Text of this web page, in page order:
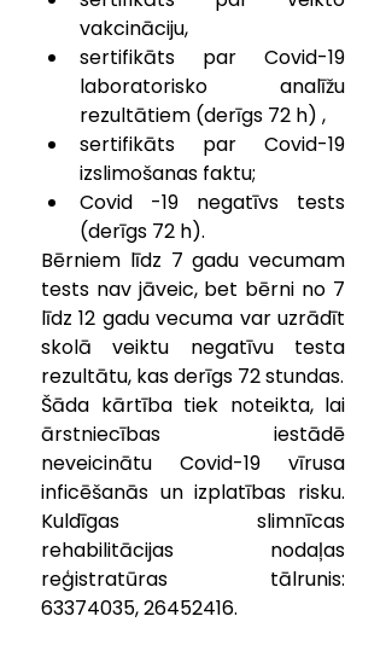
vakcināciju,
sertifikāts par Covid-19
laboratorisko analīžu
rezultātiem (derīgs 72 h) ,
sertifikāts par Covid-19
izslimošanas faktu;
Covid -19 negatīvs tests
(derīgs 72 h).
Bērniem līdz 7 gadu vecumam
tests nav jāveic, bet bērni no 7
līdz 12 gadu vecuma var uzrādīt
skolā veiktu negatīvu testa
rezultātu, kas derīgs 72 stundas.
Šāda kārtība tiek noteikta, lai
ārstniecības iestādē
neveicinātu Covid-19 vīrusa
inficēšanās un izplatības risku.
Kuldīgas slimnīcas
rehabilitācijas nodaļas
reģistratūras tālrunis:
63374035, 26452416.